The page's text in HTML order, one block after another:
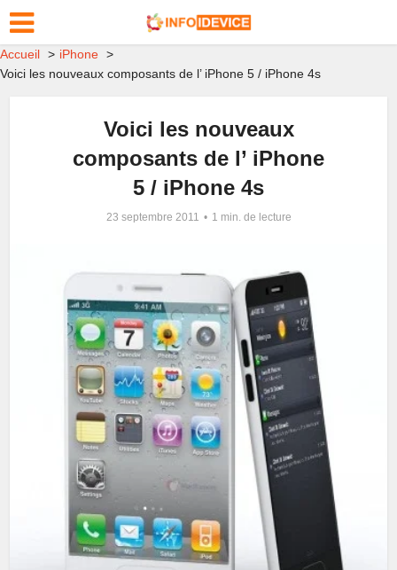
Accueil
iPhone
Voici les nouveaux composants de l’ iPhone 5 / iPhone 4s
Voici les nouveaux
composants de l’ iPhone
5 / iPhone 4s
23 septembre 2011 1 min. de lecture